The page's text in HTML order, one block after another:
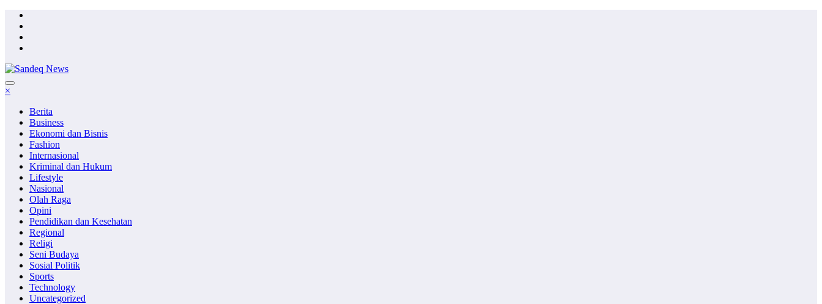
Skip
content
×
Berita
Business
Ekonomi dan Bisnis
Fashion
Internasional
Kriminal dan Hukum
Lifestyle
Nasional
Olah Raga
Opini
Pendidikan dan Kesehatan
Regional
Religi
Seni Budaya
Sosial Politik
Sports
Technology
Uncategorized